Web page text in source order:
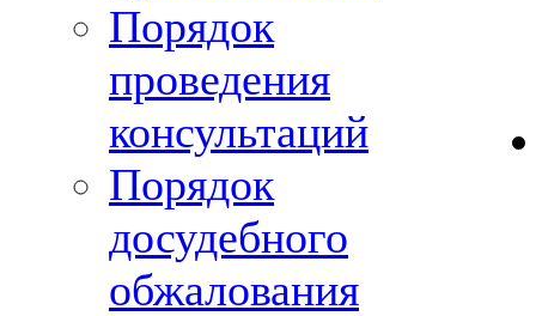
Порядок
проведения
консультаций
Порядок
досудебного
обжалования